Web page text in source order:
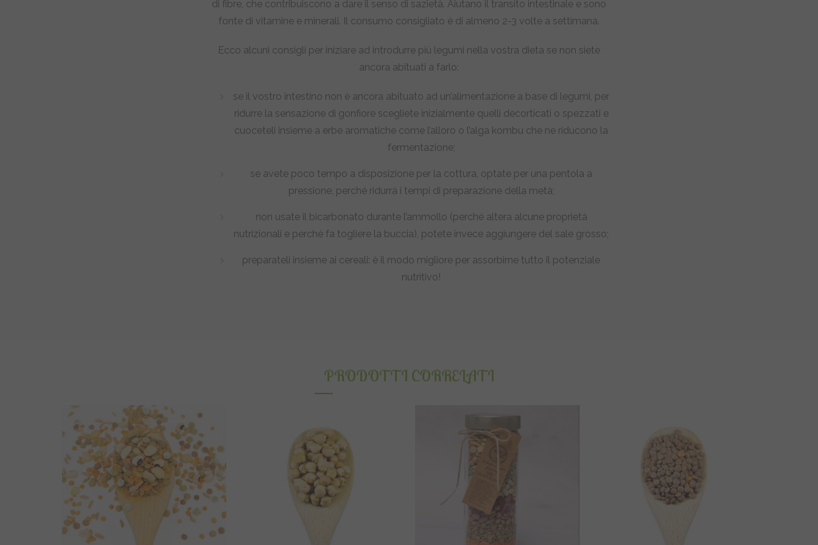
di fibre, che contribuiscono a dare il senso di sazietà. Aiutano il transito intestinale e sono
fonte di vitamine e minerali. Il consumo consigliato è di almeno 2-3 volte a settimana.
Ecco alcuni consigli per iniziare ad introdurre più legumi nella vostra dieta se non siete
ancora abituati a farlo:
se il vostro intestino non è ancora abituato ad un’alimentazione a base di legumi, per
ridurre la sensazione di gonfiore scegliete inizialmente quelli decorticati o spezzati e
cuoceteli insieme a erbe aromatiche come l’alloro o l’alga kombu che ne riducono la
fermentazione;
se avete poco tempo a disposizione per la cottura, optate per una pentola a
pressione, perché ridurrà i tempi di preparazione della metà;
non usate il bicarbonato durante l’ammollo (perché altera alcune proprietà
nutrizionali e perché fa togliere la buccia), potete invece aggiungere del sale grosso;
preparateli insieme ai cereali: è il modo migliore per assorbirne tutto il potenziale
nutritivo!
PRODOTTI CORRELATI